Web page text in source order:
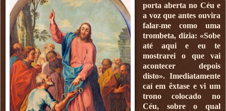
porta aberta no Céu e
a voz que antes ouvira
falar-me como uma
trombeta, dizia: «Sobe
até aqui e eu te
mostrarei o que vai
acontecer depois
disto». Imediatamente
caí em êxtase e vi um
trono colocado no
Céu, sobre o qual